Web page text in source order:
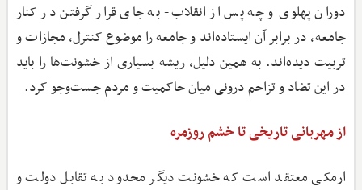
دوران پهلوی و چه پس از انقلاب- به جای قرار گرفتن در کنار
جامعه، در برابر آن ایستاده‌اند و جامعه را موضوع کنترل، مجازات و
تربیت دیده‌اند. به همین دلیل، ریشه بسیاری از خشونت‌ها را باید
در این تضاد و تزاحم درونی میان حاکمیت و مردم جست‌وجو کرد.
از مهربانی تاریخی تا خشم روزمره
ارمکی معتقد است که خشونت دیگر محدود به تقابل دولت و